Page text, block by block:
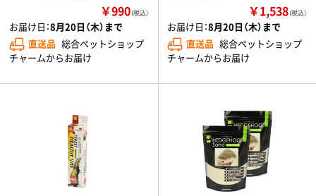
￥990（税込）
お届け日：8月20日（木）まで
直送品 総合ペットショップ
チャームからお届け
￥1,538（税込）
お届け日：8月20日（木）まで
直送品 総合ペットショップ
チャームからお届け